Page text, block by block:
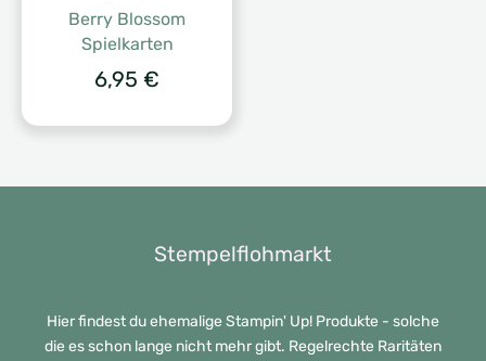
Berry Blossom
Spielkarten
6,95 €
Stempelflohmarkt
Hier findest du ehemalige Stampin' Up! Produkte - solche
die es schon lange nicht mehr gibt. Regelrechte Raritäten